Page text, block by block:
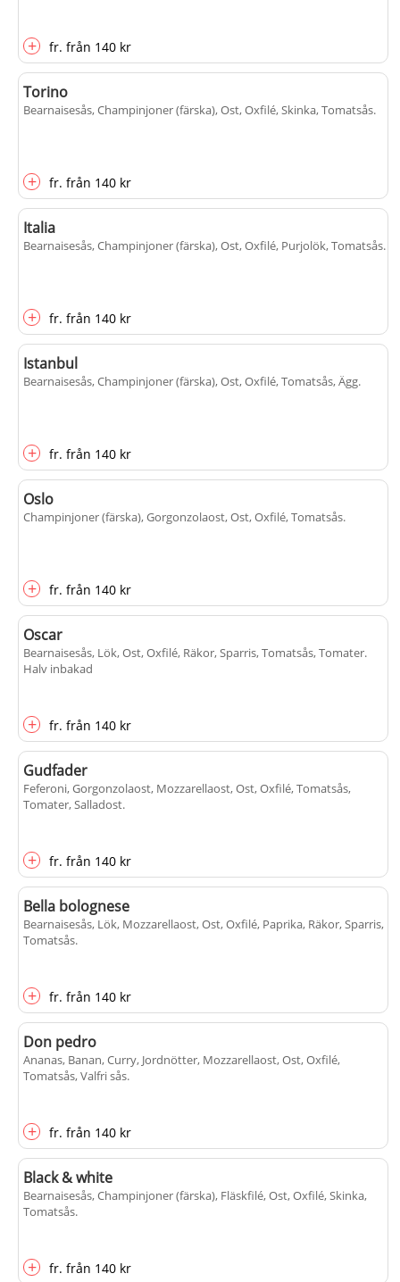
+ fr. från 140 kr
Torino
Bearnaisesås, Champinjoner (färska), Ost, Oxfilé, Skinka, Tomatsås.
+ fr. från 140 kr
Italia
Bearnaisesås, Champinjoner (färska), Ost, Oxfilé, Purjolök, Tomatsås.
+ fr. från 140 kr
Istanbul
Bearnaisesås, Champinjoner (färska), Ost, Oxfilé, Tomatsås, Ägg.
+ fr. från 140 kr
Oslo
Champinjoner (färska), Gorgonzolaost, Ost, Oxfilé, Tomatsås.
+ fr. från 140 kr
Oscar
Bearnaisesås, Lök, Ost, Oxfilé, Räkor, Sparris, Tomatsås, Tomater.
Halv inbakad
+ fr. från 140 kr
Gudfader
Feferoni, Gorgonzolaost, Mozzarellaost, Ost, Oxfilé, Tomatsås,
Tomater, Salladost.
+ fr. från 140 kr
Bella bolognese
Bearnaisesås, Lök, Mozzarellaost, Ost, Oxfilé, Paprika, Räkor, Sparris,
Tomatsås.
+ fr. från 140 kr
Don pedro
Ananas, Banan, Curry, Jordnötter, Mozzarellaost, Ost, Oxfilé,
Tomatsås, Valfri sås.
+ fr. från 140 kr
Black & white
Bearnaisesås, Champinjoner (färska), Fläskfilé, Ost, Oxfilé, Skinka,
Tomatsås.
+ fr. från 140 kr